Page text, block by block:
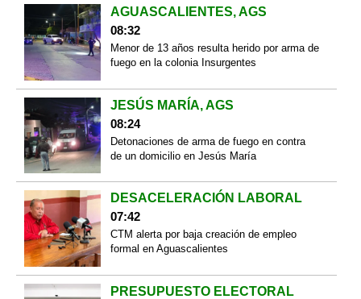
AGUASCALIENTES, AGS
08:32
Menor de 13 años resulta herido por arma de
fuego en la colonia Insurgentes
JESÚS MARÍA, AGS
08:24
Detonaciones de arma de fuego en contra
de un domicilio en Jesús María
DESACELERACIÓN LABORAL
07:42
CTM alerta por baja creación de empleo
formal en Aguascalientes
PRESUPUESTO ELECTORAL